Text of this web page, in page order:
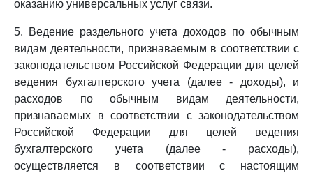
оказанию универсальных услуг связи.
5. Ведение раздельного учета доходов по обычным
видам деятельности, признаваемым в соответствии с
законодательством Российской Федерации для целей
ведения бухгалтерского учета (далее - доходы), и
расходов по обычным видам деятельности,
признаваемых в соответствии с законодательством
Российской Федерации для целей ведения
бухгалтерского учета (далее - расходы),
осуществляется в соответствии с настоящим